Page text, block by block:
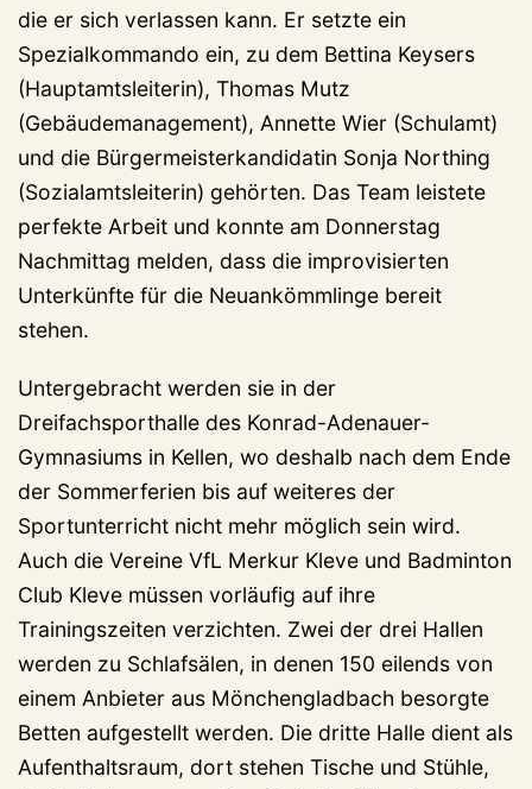
die er sich verlassen kann. Er setzte ein
Spezialkommando ein, zu dem Bettina Keysers
(Hauptamtsleiterin), Thomas Mutz
(Gebäudemanagement), Annette Wier (Schulamt)
und die Bürgermeisterkandidatin Sonja Northing
(Sozialamtsleiterin) gehörten. Das Team leistete
perfekte Arbeit und konnte am Donnerstag
Nachmittag melden, dass die improvisierten
Unterkünfte für die Neuankömmlinge bereit
stehen.
Untergebracht werden sie in der
Dreifachsporthalle des Konrad-Adenauer-
Gymnasiums in Kellen, wo deshalb nach dem Ende
der Sommerferien bis auf weiteres der
Sportunterricht nicht mehr möglich sein wird.
Auch die Vereine VfL Merkur Kleve und Badminton
Club Kleve müssen vorläufig auf ihre
Trainingszeiten verzichten. Zwei der drei Hallen
werden zu Schlafsälen, in denen 150 eilends von
einem Anbieter aus Mönchengladbach besorgte
Betten aufgestellt werden. Die dritte Halle dient als
Aufenthaltsraum, dort stehen Tische und Stühle,